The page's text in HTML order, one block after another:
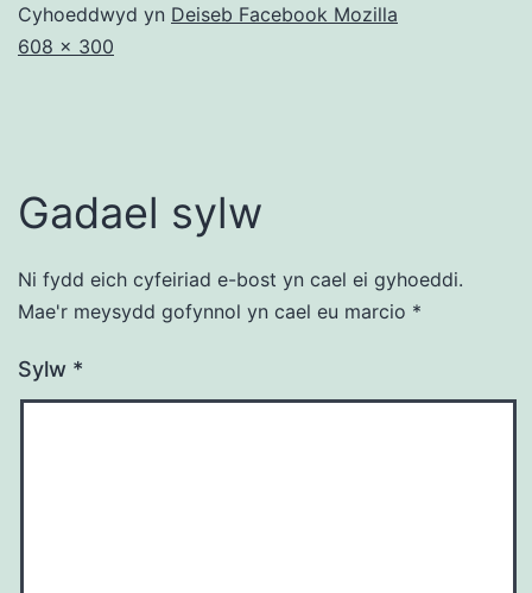
Cyhoeddwyd yn Deiseb Facebook Mozilla
Maint
608 × 300
Gadael sylw
Ni fydd eich cyfeiriad e-bost yn cael ei gyhoeddi.
Mae'r meysydd gofynnol yn cael eu marcio *
Sylw *